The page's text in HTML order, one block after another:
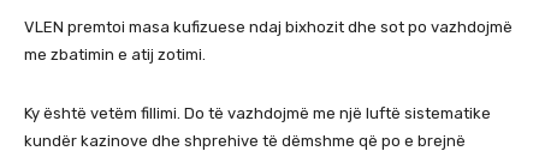
VLEN premtoi masa kufizuese ndaj bixhozit dhe sot po vazhdojmë
me zbatimin e atij zotimi.
Ky është vetëm fillimi. Do të vazhdojmë me një luftë sistematike
kundër kazinove dhe shprehive të dëmshme që po e brejnë